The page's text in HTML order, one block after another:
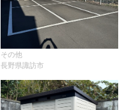
その他
長野県諏訪市